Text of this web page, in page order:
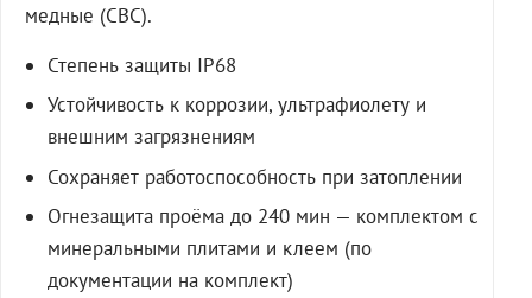
медные (СВС).
Степень защиты IP68
Устойчивость к коррозии, ультрафиолету и
внешним загрязнениям
Сохраняет работоспособность при затоплении
Огнезащита проёма до 240 мин — комплектом с
минеральными плитами и клеем (по
документации на комплект)